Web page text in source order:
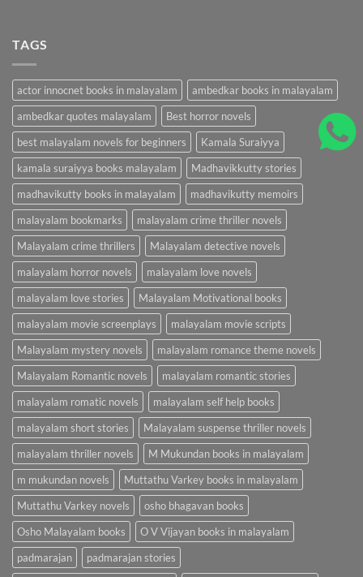
TAGS
actor innocnet books in malayalam
ambedkar books in malayalam
ambedkar quotes malayalam
Best horror novels
best malayalam novels for beginners
Kamala Suraiyya
kamala suraiyya books malayalam
Madhavikkutty stories
madhavikutty books in malayalam
madhavikutty memoirs
malayalam bookmarks
malayalam crime thriller novels
Malayalam crime thrillers
Malayalam detective novels
malayalam horror novels
malayalam love novels
malayalam love stories
Malayalam Motivational books
malayalam movie screenplays
malayalam movie scripts
Malayalam mystery novels
malayalam romance theme novels
Malayalam Romantic novels
malayalam romantic stories
malayalam romatic novels
malayalam self help books
malayalam short stories
Malayalam suspense thriller novels
malayalam thriller novels
M Mukundan books in malayalam
m mukundan novels
Muttathu Varkey books in malayalam
Muttathu Varkey novels
osho bhagavan books
Osho Malayalam books
O V Vijayan books in malayalam
padmarajan
padmarajan stories